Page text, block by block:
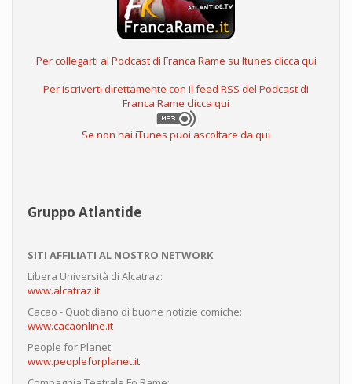
Per collegarti al Podcast di Franca Rame su Itunes clicca qui
Per iscriverti direttamente con il feed RSS del Podcast di
Franca Rame clicca qui
Se non hai iTunes puoi ascoltare da qui
Gruppo Atlantide
SITI AFFILIATI AL NOSTRO NETWORK
Libera Università di Alcatraz:
www.alcatraz.it
Cacao - Quotidiano di buone notizie comiche:
www.cacaonline.it
People for Planet
www.peopleforplanet.it